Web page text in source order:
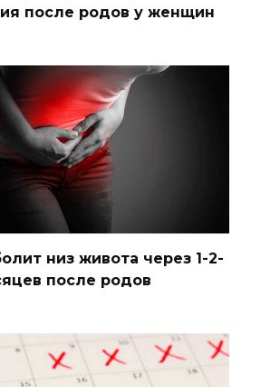
после родов у женщин
низ живота через 1-2-
после родов